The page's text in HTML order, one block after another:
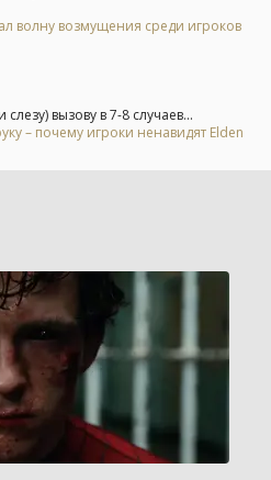
волну возмущения среди игроков
вызову в 7-8 случаев...
– почему игроки ненавидят Elden